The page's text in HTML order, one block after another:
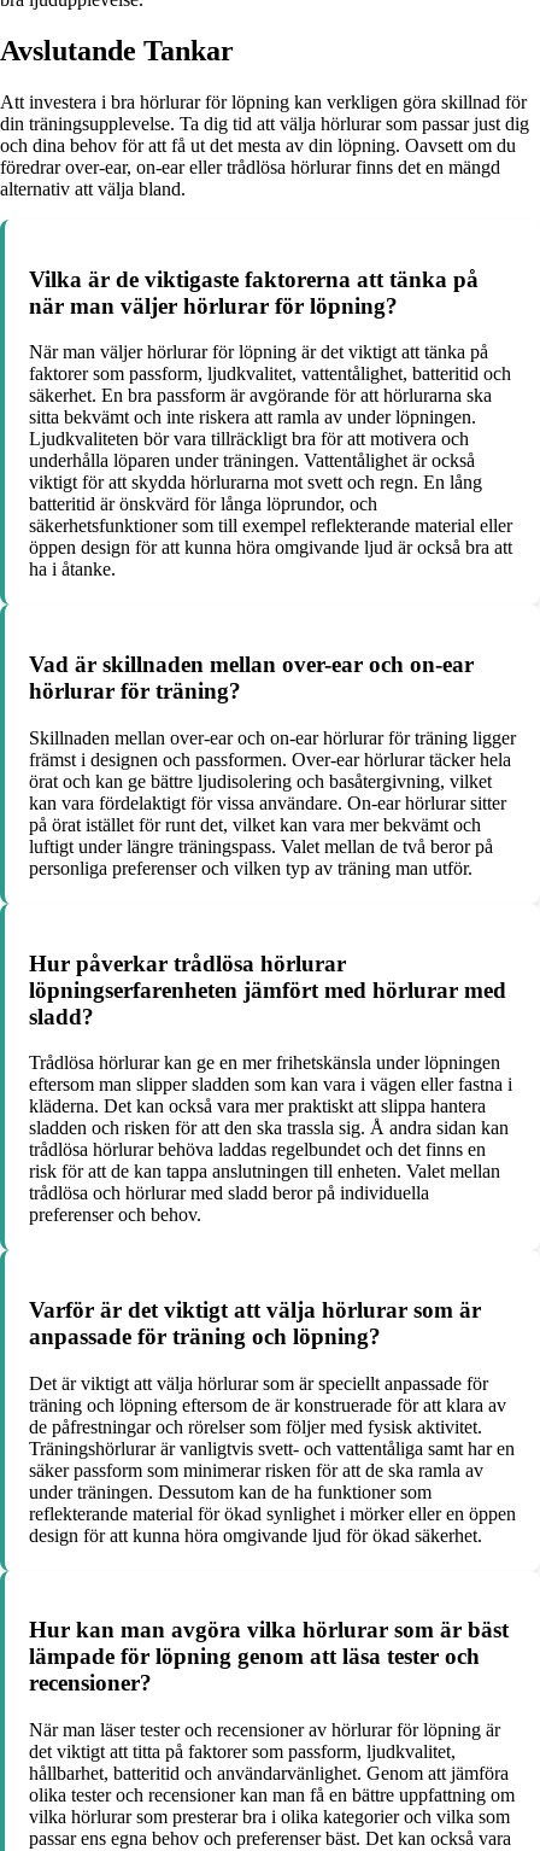
Avslutande Tankar
Att investera i bra hörlurar för löpning kan verkligen göra skillnad för
din träningsupplevelse. Ta dig tid att välja hörlurar som passar just dig
och dina behov för att få ut det mesta av din löpning. Oavsett om du
föredrar over-ear, on-ear eller trådlösa hörlurar finns det en mängd
alternativ att välja bland.
Vilka är de viktigaste faktorerna att tänka på
när man väljer hörlurar för löpning?
När man väljer hörlurar för löpning är det viktigt att tänka på
faktorer som passform, ljudkvalitet, vattentålighet, batteritid och
säkerhet. En bra passform är avgörande för att hörlurarna ska
sitta bekvämt och inte riskera att ramla av under löpningen.
Ljudkvaliteten bör vara tillräckligt bra för att motivera och
underhålla löparen under träningen. Vattentålighet är också
viktigt för att skydda hörlurarna mot svett och regn. En lång
batteritid är önskvärd för långa löprundor, och
säkerhetsfunktioner som till exempel reflekterande material eller
öppen design för att kunna höra omgivande ljud är också bra att
ha i åtanke.
Vad är skillnaden mellan over-ear och on-ear
hörlurar för träning?
Skillnaden mellan over-ear och on-ear hörlurar för träning ligger
främst i designen och passformen. Over-ear hörlurar täcker hela
örat och kan ge bättre ljudisolering och basåtergivning, vilket
kan vara fördelaktigt för vissa användare. On-ear hörlurar sitter
på örat istället för runt det, vilket kan vara mer bekvämt och
luftigt under längre träningspass. Valet mellan de två beror på
personliga preferenser och vilken typ av träning man utför.
Hur påverkar trådlösa hörlurar
löpningserfarenheten jämfört med hörlurar med
sladd?
Trådlösa hörlurar kan ge en mer frihetskänsla under löpningen
eftersom man slipper sladden som kan vara i vägen eller fastna i
kläderna. Det kan också vara mer praktiskt att slippa hantera
sladden och risken för att den ska trassla sig. Å andra sidan kan
trådlösa hörlurar behöva laddas regelbundet och det finns en
risk för att de kan tappa anslutningen till enheten. Valet mellan
trådlösa och hörlurar med sladd beror på individuella
preferenser och behov.
Varför är det viktigt att välja hörlurar som är
anpassade för träning och löpning?
Det är viktigt att välja hörlurar som är speciellt anpassade för
träning och löpning eftersom de är konstruerade för att klara av
de påfrestningar och rörelser som följer med fysisk aktivitet.
Träningshörlurar är vanligtvis svett- och vattentåliga samt har en
säker passform som minimerar risken för att de ska ramla av
under träningen. Dessutom kan de ha funktioner som
reflekterande material för ökad synlighet i mörker eller en öppen
design för att kunna höra omgivande ljud för ökad säkerhet.
Hur kan man avgöra vilka hörlurar som är bäst
lämpade för löpning genom att läsa tester och
recensioner?
När man läser tester och recensioner av hörlurar för löpning är
det viktigt att titta på faktorer som passform, ljudkvalitet,
hållbarhet, batteritid och användarvänlighet. Genom att jämföra
olika tester och recensioner kan man få en bättre uppfattning om
vilka hörlurar som presterar bra i olika kategorier och vilka som
passar ens egna behov och preferenser bäst. Det kan också vara